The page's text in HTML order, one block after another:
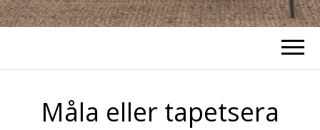
Måla eller tapetsera